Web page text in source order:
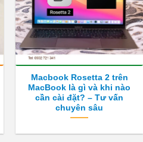
Macbook Rosetta 2 trên
MacBook là gì và khi nào
cần cài đặt? – Tư vấn
chuyên sâu